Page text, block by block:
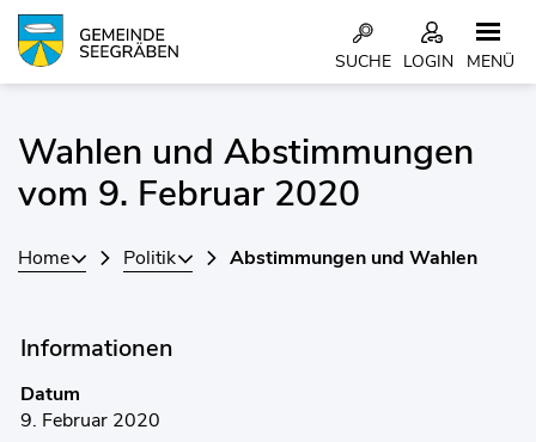
Kopfzeile
LOGIN
SUCHE MENÜ
Wahlen und Abstimmungen
vom 9. Februar 2020
Home Politik Abstimmungen und Wahlen
Informationen
Datum
9. Februar 2020
Zugehörige Objekte